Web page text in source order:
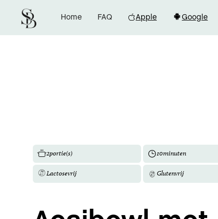
Home FAQ Apple Google
2portie(s) 10minuten
Lactosevrij Glutenvrij